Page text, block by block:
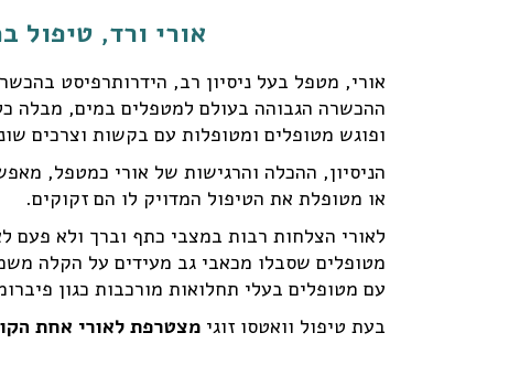
אורי ורד, טיפול
אורי, מטפל בעל ניסיון רב, הידרותרפיסט
ההכשרה הגבוהה בעולם למטפלים במים, מבלה
ופוגש מטופלים ומטופלות עם בקשות וצרכים
הניסיון, ההכלה והרגישות של אורי כמטפל,
או מטופלת את הטיפול המדויק לו הם זקוקים.
לאורי הצלחות רבות במצבי כתף וברך ולא פעם
מטופלים שסבלו מכאבי גב מעידים על הקלה
עם מטופלים בעלי תחלואות מורכבות כגון
בעת טיפול וואטסו זוגי מצטרפת לאורי אחת